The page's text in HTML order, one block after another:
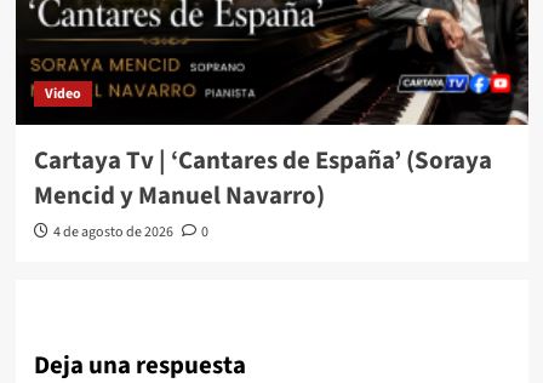
Video
Cartaya Tv | ‘Cantares de España’ (Soraya
Mencid y Manuel Navarro)
4 de agosto de 2026 0
Deja una respuesta